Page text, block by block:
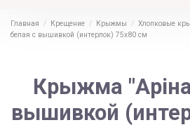
Главная Крещение Крыжмы Хлопковые
белая с вышивкой (интерлок) 75х80 см
Крыжма
вышивкой